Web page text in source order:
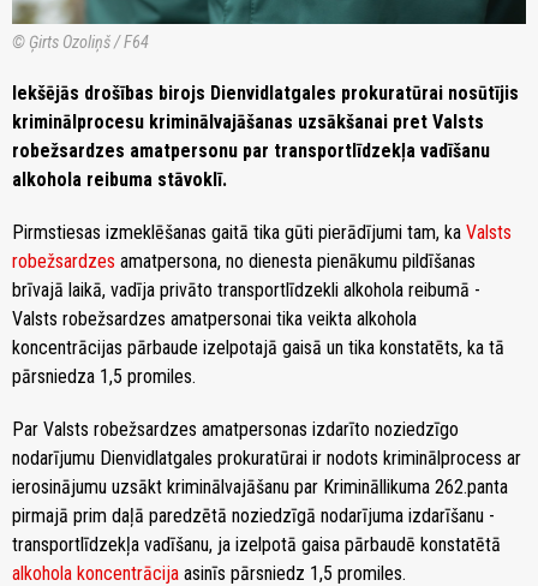
© Ģirts Ozoliņš / F64
Iekšējās drošības birojs Dienvidlatgales prokuratūrai nosūtījis
kriminālprocesu kriminālvajāšanas uzsākšanai pret Valsts
robežsardzes amatpersonu par transportlīdzekļa vadīšanu
alkohola reibuma stāvoklī.
Pirmstiesas izmeklēšanas gaitā tika gūti pierādījumi tam, ka Valsts
robežsardzes amatpersona, no dienesta pienākumu pildīšanas
brīvajā laikā, vadīja privāto transportlīdzekli alkohola reibumā -
Valsts robežsardzes amatpersonai tika veikta alkohola
koncentrācijas pārbaude izelpotajā gaisā un tika konstatēts, ka tā
pārsniedza 1,5 promiles.
Par Valsts robežsardzes amatpersonas izdarīto noziedzīgo
nodarījumu Dienvidlatgales prokuratūrai ir nodots kriminālprocess ar
ierosinājumu uzsākt kriminālvajāšanu par Krimināllikuma 262.panta
pirmajā prim daļā paredzētā noziedzīgā nodarījuma izdarīšanu -
transportlīdzekļa vadīšanu, ja izelpotā gaisa pārbaudē konstatētā
alkohola koncentrācija asinīs pārsniedz 1,5 promiles.